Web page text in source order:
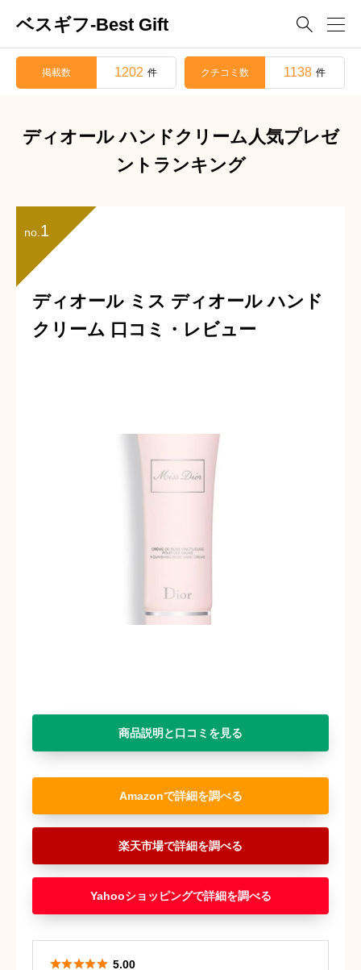
ベスギフ-Best Gift 
掲載数 1202 件 クチコミ数 1138 件
ディオール ハンドクリーム人気プレゼ
ントランキング
no. 1
ディオール ミス ディオール ハンド
クリーム 口コミ・レビュー
商品説明と口コミを見る
Amazon
楽天市場
Yahooショッピング
 5.00